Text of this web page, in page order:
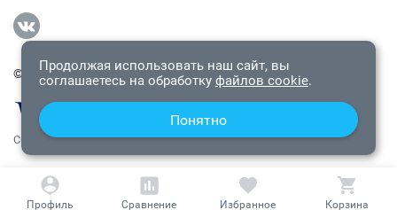
© 2009-2026 «Водолей Онлайн». Все права защищены.
СОГЛАШЕНИЕ О КОНФИДЕНЦИАЛЬНОСТИ
Продолжая использовать наш сайт, вы
соглашаетесь на обработку файлов cookie.
Понятно